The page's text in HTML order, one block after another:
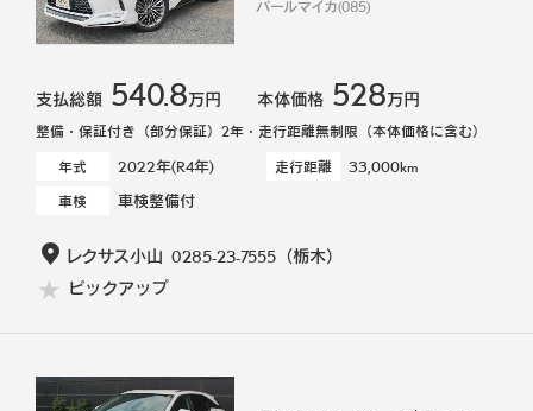
パールマイカ(085)
支払総額 540.8万円 本体価格 528万円
整備・保証付き（部分保証）2年・走行距離無制限（本体価格に含む）
年式
2022年(R4年) 走行距離 33,000km
車検 車検整備付
レクサス小山 0285-23-7555（栃木）
ピックアップ